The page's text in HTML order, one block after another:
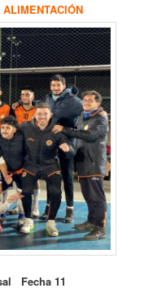
Fecha 11